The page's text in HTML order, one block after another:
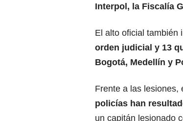
Interpol, la Fiscalía
El alto oficial también
orden judicial y 13
Bogotá, Medellín y
Frente a las lesiones,
policías han
un capitán lesionado